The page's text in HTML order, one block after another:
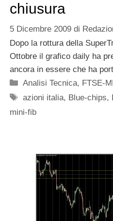
chiusura
5 Dicembre 2009 di
Dopo la rottura della
Ottobre il grafico daily ha
ancora in essere che ha
Categorie
Analisi Tecnica, FTSE-
Tag
azioni italia, Blue-chips,
mini-fib